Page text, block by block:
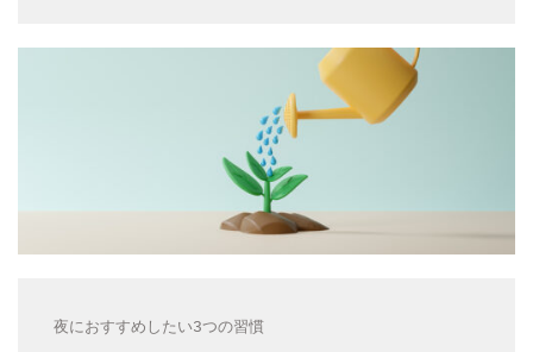
夜におすすめしたい3つの習慣